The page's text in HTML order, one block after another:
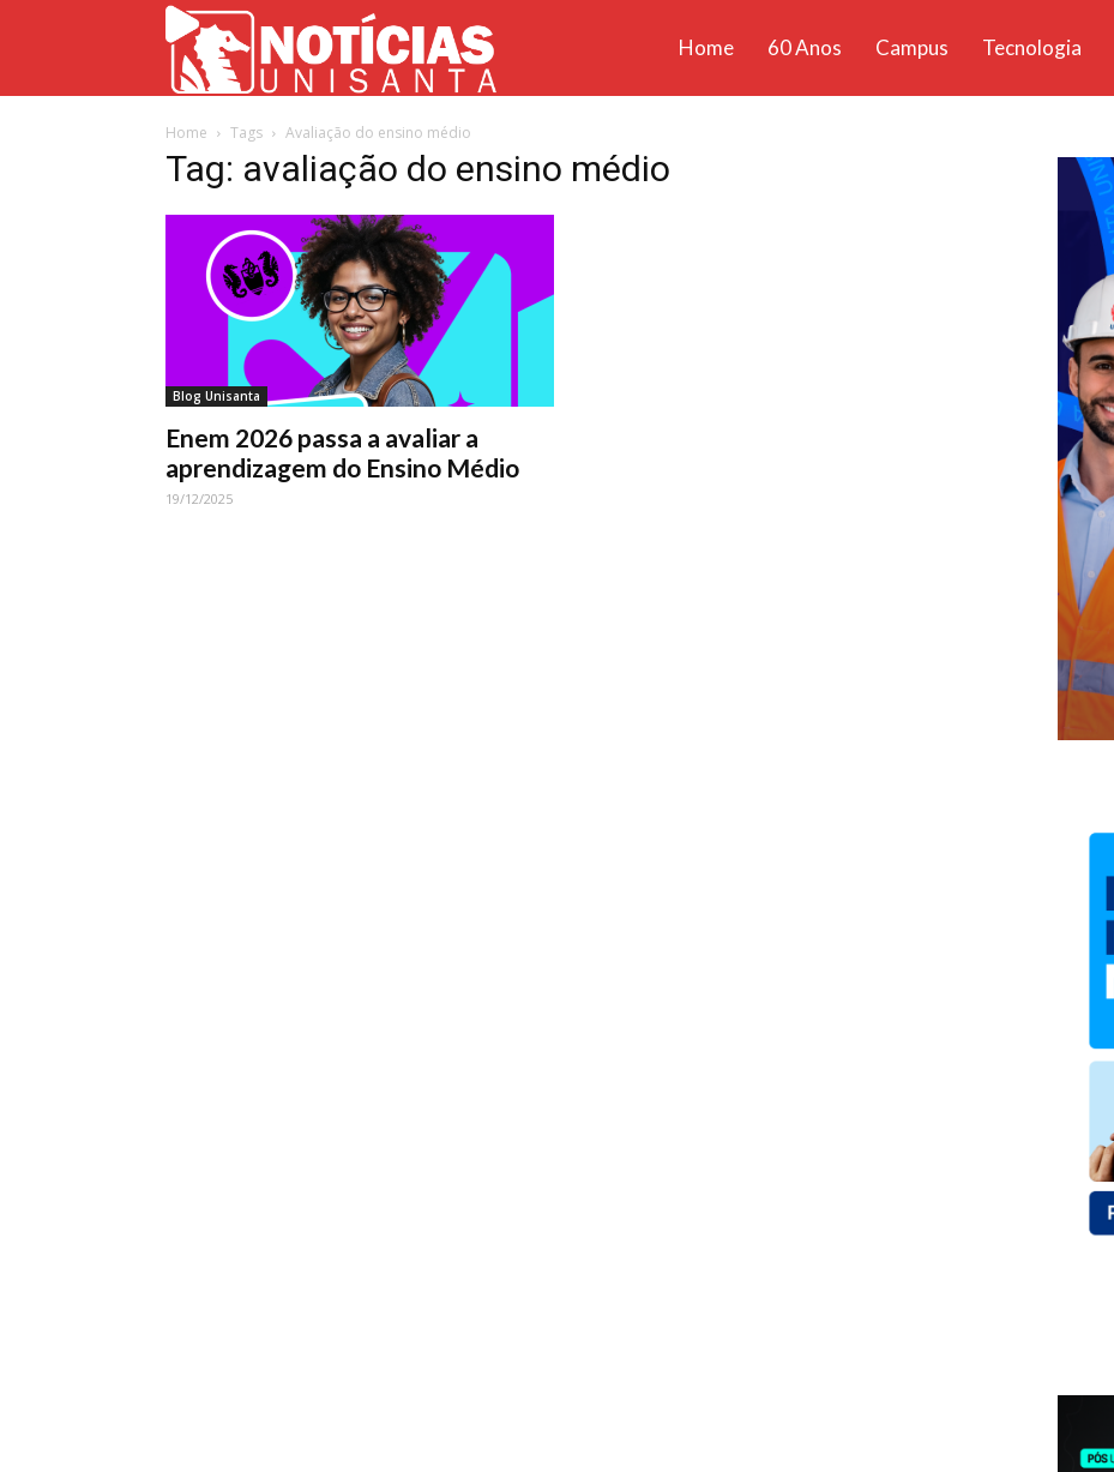
Home 60 Anos Campus Tecnologia
Home Tags Avaliação do ensino médio
Tag: avaliação do ensino médio
Blog Unisanta
Enem 2026 passa a avaliar a
aprendizagem do Ensino Médio
19/12/2025